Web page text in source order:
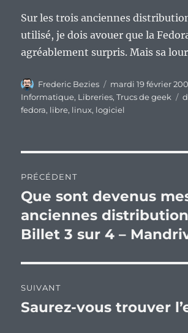
Sur les trois anciennes
utilisé, je dois avouer que la
agréablement surpris. Mais sa
Auteur
Frederic Bezies
Publié
le
mardi 19 février
Informatique, Libreries,Trucs de geek
fedora, libre, linux, logiciel
de
l’article
PRÉCÉDENT
Publication
précédente :
Que sont devenus
anciennes
Billet 3 sur 4 –
SUIVANT
Publication
Saurez-vous trouver